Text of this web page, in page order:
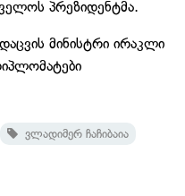
პრეზიდენტმა.
მინისტრი ირაკლი
ვლადიმერ ჩაჩიბაია